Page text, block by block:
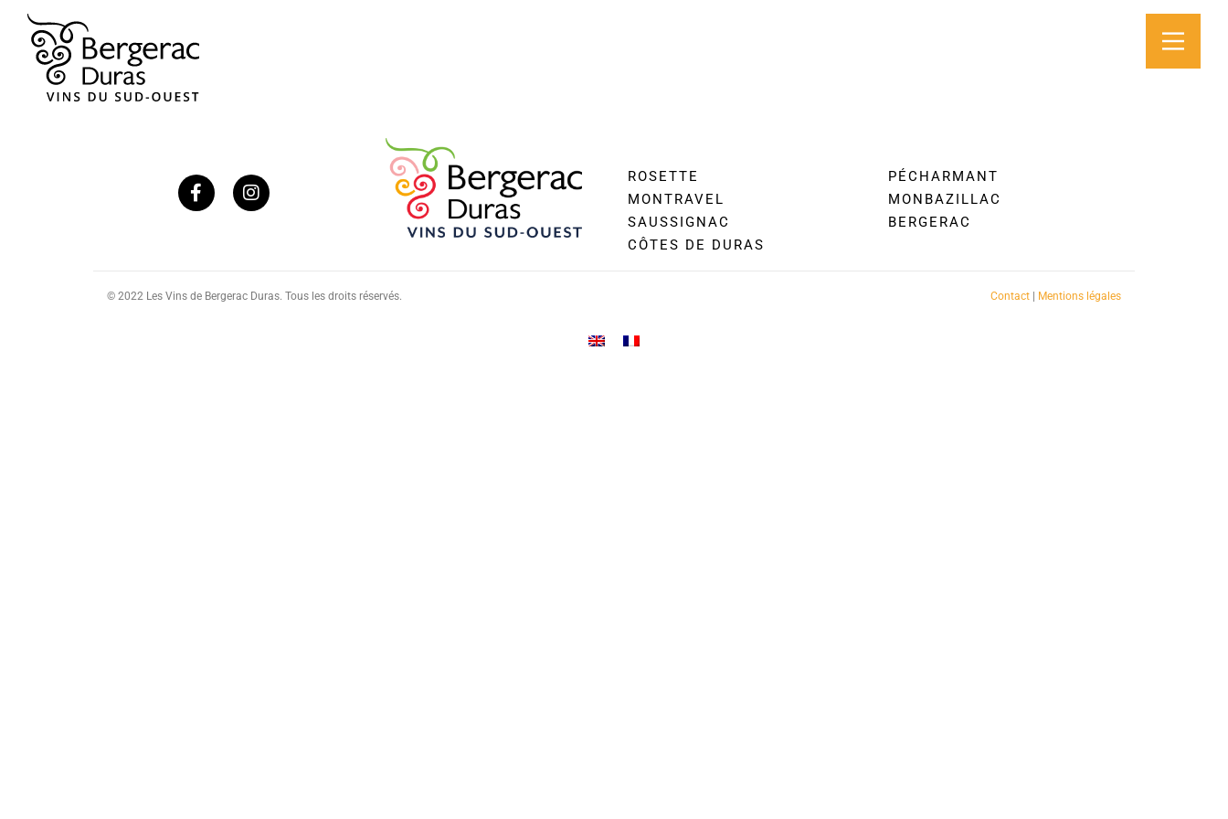
ROSETTE
MONTRAVEL
SAUSSIGNAC
CÔTES DE DURAS
PÉCHARMANT
MONBAZILLAC
BERGERAC
© 2022 Les Vins de Bergerac Duras. Tous les droits réservés. Contact | Mentions légales